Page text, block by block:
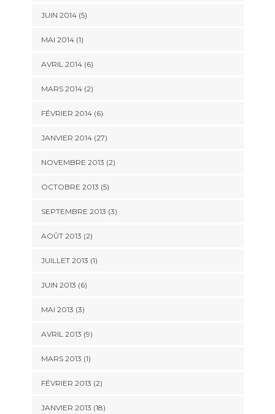
JUIN 2014 (5)
MAI 2014 (1)
AVRIL 2014 (6)
MARS 2014 (2)
FÉVRIER 2014 (6)
JANVIER 2014 (27)
NOVEMBRE 2013 (2)
OCTOBRE 2013 (5)
SEPTEMBRE 2013 (3)
AOÛT 2013 (2)
JUILLET 2013 (1)
JUIN 2013 (6)
MAI 2013 (3)
AVRIL 2013 (9)
MARS 2013 (1)
FÉVRIER 2013 (2)
JANVIER 2013 (18)